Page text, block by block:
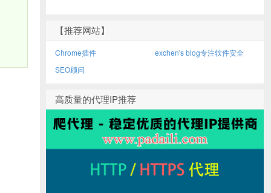
【推荐网站】
Chrome插件
exchen's blog专注软件安全
SEO顾问
高质量的代理IP推荐